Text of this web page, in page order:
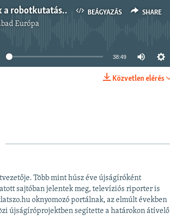
BEÁGYAZÁS SHARE
Kutyák a robotkutatásban – Szelfi Miklósi Ádám biológussal
Európa
tartalom
38:49
Közvetlen elérés
Több mint húsz éve újságíróként
sajtóban jelentek meg, televíziós riporter is
oknyomozó portálnak, az elmúlt években
újságíróprojektben segítette a határokon átívelő